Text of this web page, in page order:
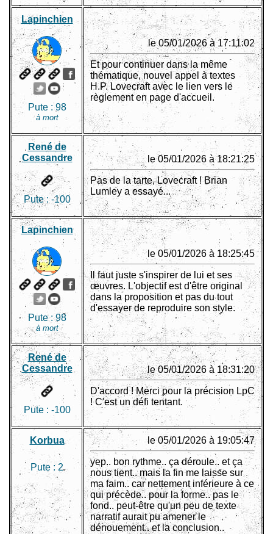
Lapinchien
Pute : 98
à mort
le 05/01/2026 à 17:11:02
Et pour continuer dans la même
thématique, nouvel appel à textes
H.P. Lovecraft avec le lien vers le
règlement en page d'accueil.
René de
Cessandre
Pute :-100
le 05/01/2026 à 18:21:25
Pas de la tarte, Lovecraft ! Brian
Lumley a essayé...
Lapinchien
Pute :98
à mort
le 05/01/2026 à 18:25:45
Il faut juste s'inspirer de lui et ses
œuvres. L'objectif est d'être original
dans la proposition et pas du tout
d'essayer de reproduire son style.
René de
Cessandre
Pute : -100
le 05/01/2026 à 18:31:20
D'accord ! Merci pour la précision LpC
! C'est un défi tentant.
Korbua
Pute : 2
le 05/01/2026 à 19:05:47
yep.. bon rythme.. ça déroule.. et ça
nous tient.. mais la fin me laisse sur
ma faim.. car nettement inférieure à ce
qui précède.. pour la forme.. pas le
fond.. peut-être qu'un peu de texte
narratif aurait pu amener le
dénouement.. et la conclusion..